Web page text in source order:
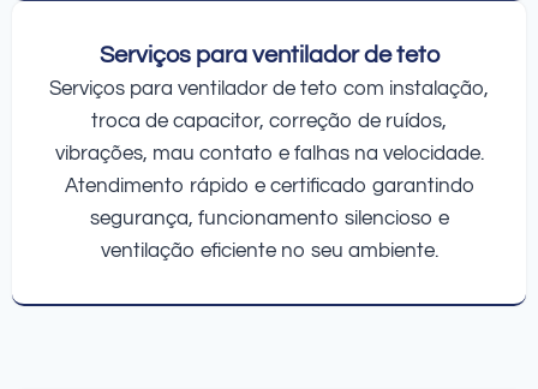
Serviços para ventilador de teto
Serviços para ventilador de teto com instalação,
troca de capacitor, correção de ruídos,
vibrações, mau contato e falhas na velocidade.
Atendimento rápido e certificado garantindo
segurança, funcionamento silencioso e
ventilação eficiente no seu ambiente.